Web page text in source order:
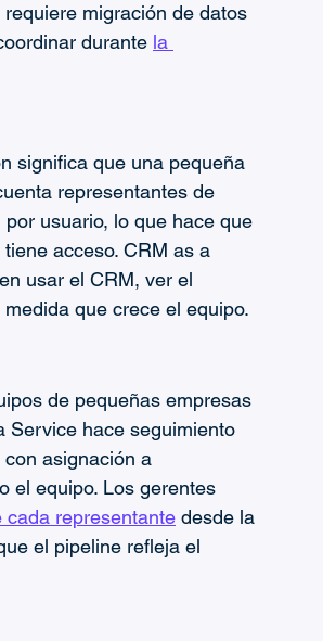
migración de datos
durante la
significa que una pequeña
representantes de
usuario, lo que hace que
acceso. CRM as a
usar el CRM, ver el
que crece el equipo.
de pequeñas empresas
Service hace seguimiento
con asignación a
el equipo. Los gerentes
cada representante desde la
el pipeline refleja el